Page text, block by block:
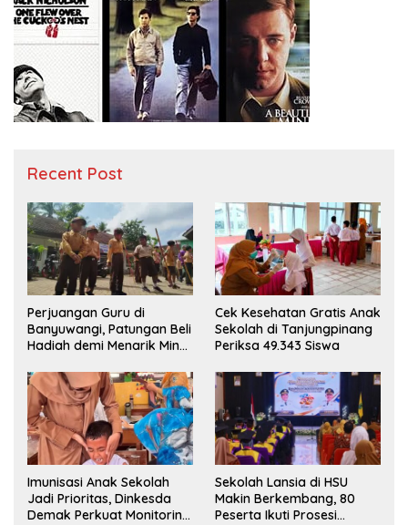
Recent Post
Perjuangan Guru di
Banyuwangi, Patungan Beli
Hadiah demi Menarik Minat
Cek Kesehatan Gratis Anak
Sekolah di Tanjungpinang
Periksa 49.343 Siswa
Imunisasi Anak Sekolah
Jadi Prioritas, Dinkesda
Demak Perkuat Monitoring
Sekolah Lansia di HSU
Makin Berkembang, 80
Peserta Ikuti Prosesi